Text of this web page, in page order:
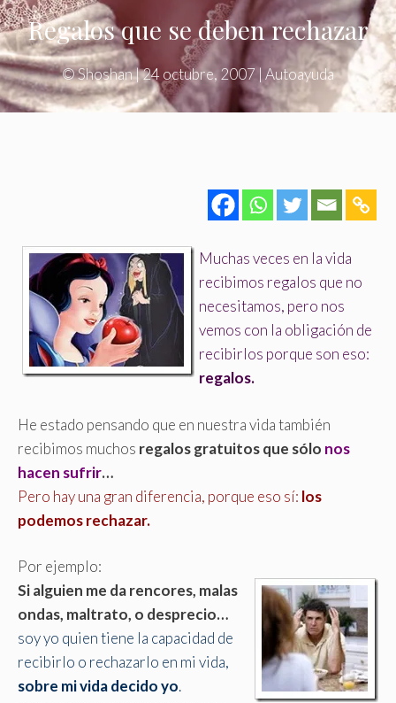
Regalos que se deben rechazar
©Shoshan|24 octubre, 2007 | Autoayuda
Muchas veces en la vida
recibimos regalos que no
necesitamos, pero nos
vemos con la obligación de
recibirlos porque son eso:
regalos.
He estado pensando que en nuestra vida también
recibimos muchos regalos gratuitos que sólo nos
hacen sufrir…
Pero hay una gran diferencia, porque eso sí: los
podemos rechazar.
Por ejemplo:
Si alguien me da rencores, malas
ondas, maltrato, o desprecio…
soy yo quien tiene la capacidad de
recibirlo o rechazarlo en mi vida,
sobre mi vida decido yo.